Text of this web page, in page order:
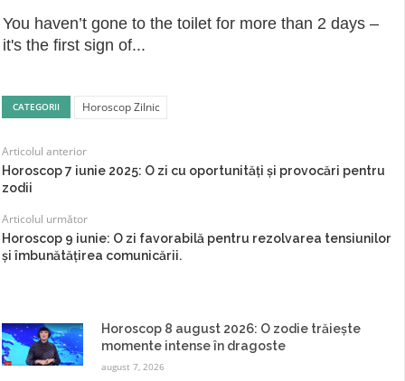
You haven’t gone to the toilet for more than 2 days –
it's the first sign of...
CATEGORII Horoscop Zilnic
Articolul anterior
Horoscop 7 iunie 2025: O zi cu oportunităţi şi provocări pentru
zodii
Articolul următor
Horoscop 9 iunie: O zi favorabilă pentru rezolvarea tensiunilor
și îmbunătățirea comunicării.
Horoscop 8 august 2026: O zodie trăiește
momente intense în dragoste
august 7, 2026